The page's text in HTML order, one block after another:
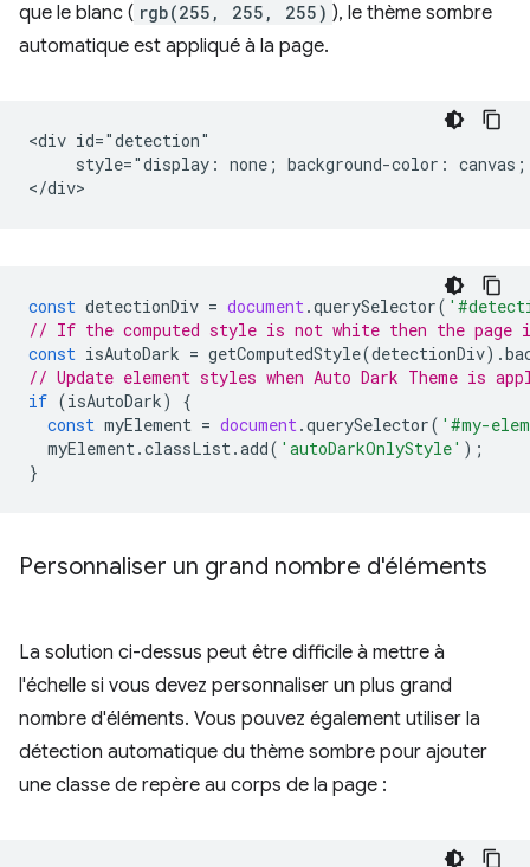
que le blanc ( rgb(255, 255, 255) ), le thème sombre
automatique est appliqué à la page.
<div id="detection"
style="display: none; background-color:
const detectionDiv = document.querySelector(
// If the computed style is not white then the page
const isAutoDark = getComputedStyle(detectionDiv).
// Update element styles when Auto Dark Theme is
if (isAutoDark)
{
const myElement = document.querySelector( '#my-
myElement.classList.add( 'autoDarkOnlyStyle' );
}
Personnaliser un grand nombre d'éléments
La solution ci-dessus peut être difficile à mettre à
l'échelle si vous devez personnaliser un plus grand
nombre d'éléments. Vous pouvez également utiliser la
détection automatique du thème sombre pour ajouter
une classe de repère au corps de la page :